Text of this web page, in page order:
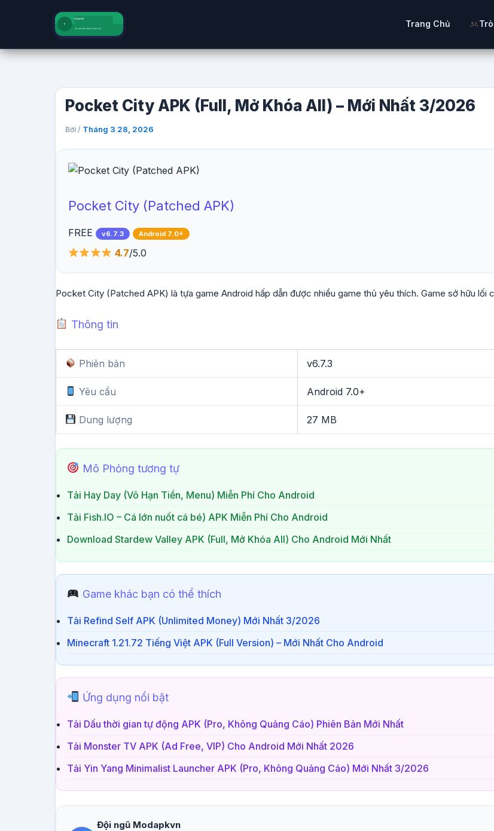
dung
Trang Chủ
Pocket City APK (Full, Mở Khóa All) – Mới Nhất 3/2026
Bởi / Tháng 3 28, 2026
Pocket City (Patched APK)
FREE v6.7.3 Android 7.0+
4.7/5.0
Pocket City (Patched APK) là tựa game Android hấp dẫn được nhiều game thủ yêu thích. Game sở hữu lối
Thông tin
Phiên bản v6.7.3
Yêu cầu Android 7.0+
Dung lượng 27 MB
Mô Phỏng tương tự
Tải Hay Day (Vô Hạn Tiền, Menu) Miễn Phí Cho Android
Tải Fish.IO – Cá lớn nuốt cá bé) APK Miễn Phí Cho Android
Download Stardew Valley APK (Full, Mở Khóa All) Cho Android Mới Nhất
Game khác bạn có thể thích
Tải Refind Self APK (Unlimited Money) Mới Nhất 3/2026
Minecraft 1.21.72 Tiếng Việt APK (Full Version) – Mới Nhất Cho Android
Ứng dụng nổi bật
Tải Dấu thời gian tự động APK (Pro, Không Quảng Cáo) Phiên Bản Mới Nhất
Tải Monster TV APK (Ad Free, VIP) Cho Android Mới Nhất 2026
Tải Yin Yang Minimalist Launcher APK (Pro, Không Quảng Cáo) Mới Nhất 3/2026
Đội ngũ Modapkvn